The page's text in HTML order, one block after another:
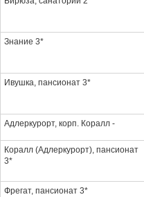
Знание 3*
Ивушка, пансионат 3*
Адлеркурорт, корп. Коралл -
Коралл (Адлеркурорт), пансионат
3*
Фрегат, пансионат 3*